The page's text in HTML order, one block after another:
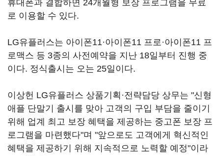
휴대폰과 결합하면 24개월형 보장 프로그램을 무료
로 이용할 수 있다.
LG유플러스는 아이폰11·아이폰11 프로·아이폰11 프
로맥스 등 3종의 사전예약을 지난 18일부터 진행 중
이다. 정식출시는 오는 25일이다.
이상헌 LG유플러스 상품기획·전략담당 상무는 "신형
애플 단말기 출시를 맞아 고객의 구입 부담을 줄이기
위해 업계 최고 보장 혜택을 제공하는 중고폰 보장 프
로그램을 마련했다"며 "앞으로도 고객에게 혁신적인
혜택을 제공하기 위해 지속적으로 노력할 예정"이라